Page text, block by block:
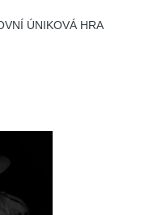
ÚNIKOVÁ HRA